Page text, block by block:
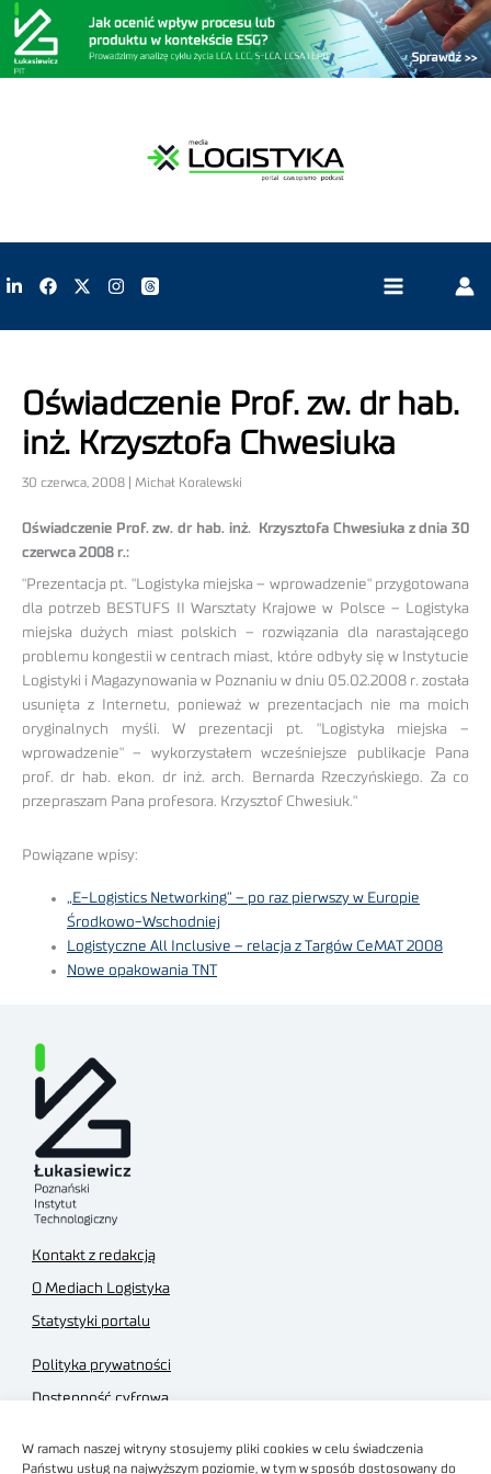
W ramach naszej witryny stosujemy pliki cookies w celu świadczenia
Państwu usług na najwyższym poziomie, w tym w sposób dostosowany do
Oświadczenie Prof. zw. dr hab.
inż. Krzysztofa Chwesiuka
30 czerwca, 2008 | Michał Koralewski
Oświadczenie Prof. zw. dr hab. inż. Krzysztofa Chwesiuka z dnia 30
czerwca 2008 r.:
"Prezentacja pt. "Logistyka miejska – wprowadzenie" przygotowana
dla potrzeb BESTUFS II Warsztaty Krajowe w Polsce – Logistyka
miejska dużych miast polskich – rozwiązania dla narastającego
problemu kongestii w centrach miast, które odbyły się w Instytucie
Logistyki i Magazynowania w Poznaniu w dniu 05.02.2008 r. została
usunięta z Internetu, ponieważ w prezentacjach nie ma moich
oryginalnych myśli. W prezentacji pt. "Logistyka miejska –
wprowadzenie" – wykorzystałem wcześniejsze publikacje Pana
prof. dr hab. ekon. dr inż. arch. Bernarda Rzeczyńskiego. Za co
przepraszam Pana profesora. Krzysztof Chwesiuk."
Powiązane wpisy:
„E-Logistics Networking” – po raz pierwszy w Europie
Środkowo-Wschodniej
Logistyczne All Inclusive – relacja z Targów CeMAT 2008
Nowe opakowania TNT
Kontakt z redakcją
O Mediach Logistyka
Statystyki portalu
Polityka prywatności
Dostępność cyfrowa
Regulamin sklepu